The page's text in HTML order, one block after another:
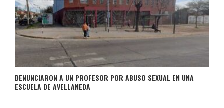
DENUNCIARON A UN PROFESOR POR ABUSO SEXUAL EN UNA
ESCUELA DE AVELLANEDA